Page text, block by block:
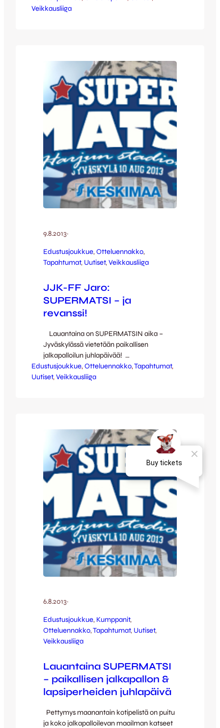
mutta kuten edelliselläkin kerralla, ei pallo
mukana. Vierasjoukkue oli ensimmäisellä
jaksolla alakynnessä ja tilanteita…
Veikkausliiga
9.8.2013·
Edustusjoukkue, Otteluennakko
Tapahtumat, Uutiset, Veikkausliiga
JJK-FF Jaro:
SUPERMATSI – ja
revanssi!
Lauantaina on SUPERMATSIN aika –
Jyväskylässä vietetään paikallisen
jalkapalloilun juhlapäivää!
Valmistautumisen päivän kruunaavaan
JJK – FF Jaro-otteluun voi aloittaa jo
kampanjatuotteet ovat myynnissä kello 11-
13. Kello 13 puolestaan alkaa Pub
Revolutionissa kannattajien järjestämä pre
match-tapahtuma,…
Edustusjoukkue, Otteluennakko, Tapahtumat
Uutiset, Veikkausliiga
6.8.2013·
Edustusjoukkue, Kumppanit
Otteluennakko, Tapahtumat, Uutiset
Veikkausliiga
Lauantaina SUPERMATSI
– paikallisen jalkapallon &
lapsiperheiden juhlapäivä
Pettymys maanantain kotipelistä on puitu
ja koko jalkapalloilevan maailman katseet